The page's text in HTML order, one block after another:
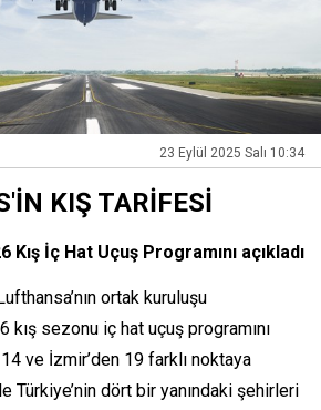
23 Eylül 2025 Salı 10:34
KIŞ TARİFESİ
İç Hat Uçuş Programını açıkladı
ortak kuruluşu
sezonu iç hat uçuş programını
ve İzmir’den 19 farklı noktaya
Türkiye’nin dört bir yanındaki şehirleri